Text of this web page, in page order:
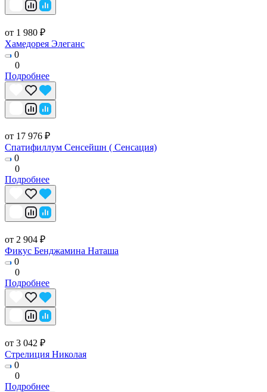
от 1 980 ₽
Хамедорея Элеганс
0
0
Подробнее
от 17 976 ₽
Спатифиллум Сенсейшн ( Сенсация)
0
0
Подробнее
от 2 904 ₽
Фикус Бенджамина Наташа
0
0
Подробнее
от 3 042 ₽
Стрелиция Николая
0
0
Подробнее